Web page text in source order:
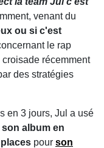
venant du
ou si c'est
le rap
récemment
des stratégies
en 3 jours, Jul a usé
album en
pour son